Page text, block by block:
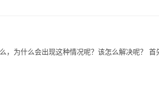
，为什么会出现这种情况呢？该怎么解决呢？ 首